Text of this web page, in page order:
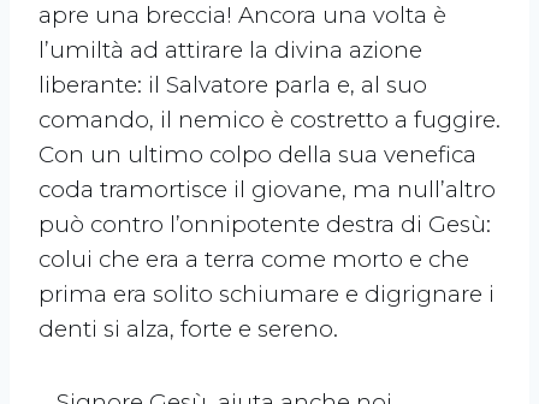
apre una breccia! Ancora una volta è
l’umiltà ad attirare la divina azione
liberante: il Salvatore parla e, al suo
comando, il nemico è costretto a fuggire.
Con un ultimo colpo della sua venefica
coda tramortisce il giovane, ma null’altro
può contro l’onnipotente destra di Gesù:
colui che era a terra come morto e che
prima era solito schiumare e digrignare i
denti si alza, forte e sereno.